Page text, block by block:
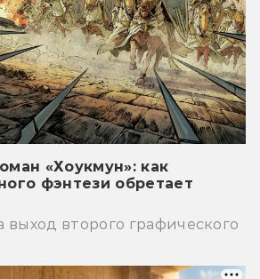
«Хоукмун»: как
фэнтези обретает
выход второго графического